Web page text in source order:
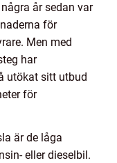
år sedan var
för
Men med
har
utökat sitt utbud
för
är de låga
eller dieselbil.